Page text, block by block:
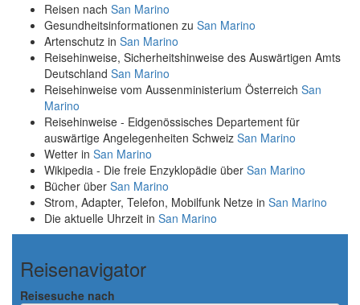
Reisen nach San Marino
Gesundheitsinformationen zu San Marino
Artenschutz in San Marino
Reisehinweise, Sicherheitshinweise des Auswärtigen Amts
Deutschland San Marino
Reisehinweise vom Aussenministerium Österreich San
Marino
Reisehinweise - Eidgenössisches Departement für
auswärtige Angelegenheiten Schweiz San Marino
Wetter in San Marino
Wikipedia - Die freie Enzyklopädie über San Marino
Bücher über San Marino
Strom, Adapter, Telefon, Mobilfunk Netze in San Marino
Die aktuelle Uhrzeit in San Marino
Reisenavigator
Reisesuche nach